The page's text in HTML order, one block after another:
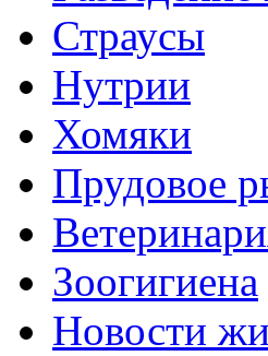
Страусы
Нутрии
Хомяки
Прудовое
Зоогигиена
Новости